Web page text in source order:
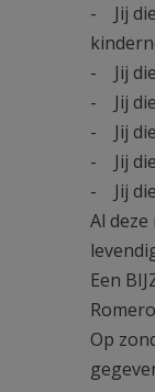
- Jij
- Jij
- Jij
- Jij
- Jij
- Jij
Al
Een
Op